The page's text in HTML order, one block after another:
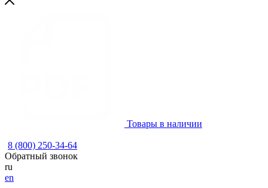
Товары в наличии
8 (800) 250-34-64
Обратный звонок
ru
en